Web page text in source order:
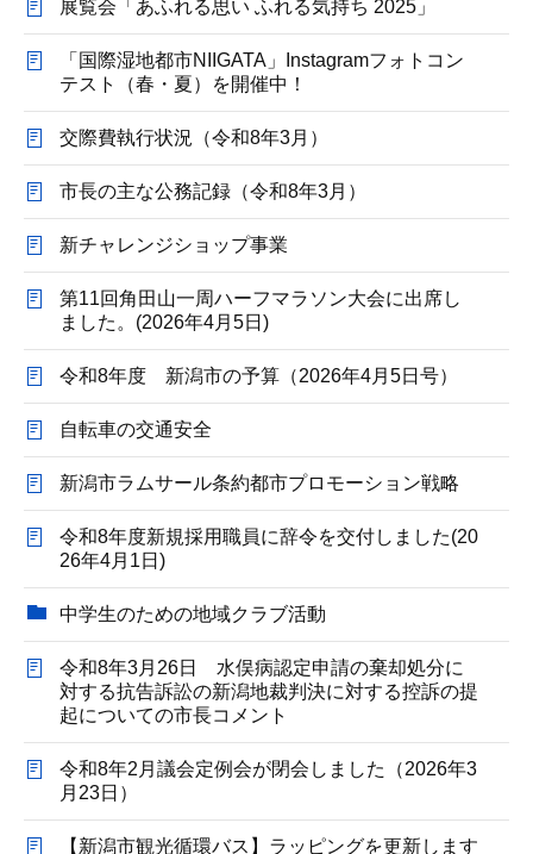
展覧会「あふれる思い ふれる気持ち 2025」
「国際湿地都市NIIGATA」Instagramフォトコン
テスト（春・夏）を開催中！
交際費執行状況（令和8年3月）
市長の主な公務記録（令和8年3月）
新チャレンジショップ事業
第11回角田山一周ハーフマラソン大会に出席し
ました。(2026年4月5日)
令和8年度 新潟市の予算（2026年4月5日号）
自転車の交通安全
新潟市ラムサール条約都市プロモーション戦略
令和8年度新規採用職員に辞令を交付しました(20
26年4月1日)
中学生のための地域クラブ活動
令和8年3月26日 水俣病認定申請の棄却処分に
対する抗告訴訟の新潟地裁判決に対する控訴の提
起についての市長コメント
令和8年2月議会定例会が閉会しました（2026年3
月23日）
【新潟市観光循環バス】ラッピングを更新します